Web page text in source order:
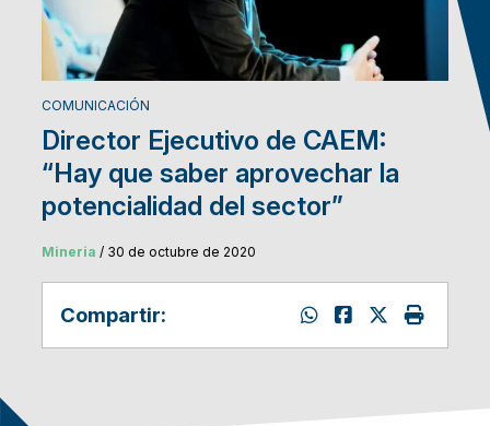
COMUNICACIÓN
Director Ejecutivo de CAEM:
“Hay que saber aprovechar la
potencialidad del sector”
Mineria / 30 de octubre de 2020
Compartir: